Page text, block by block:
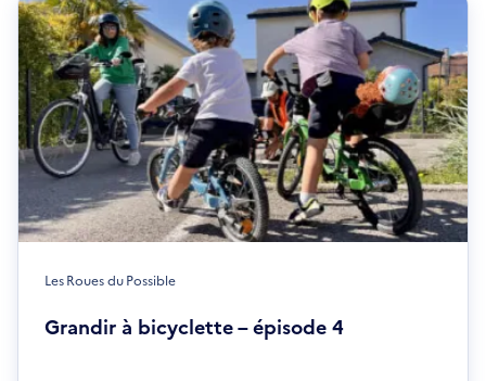
Les Roues du Possible
Grandir à bicyclette – épisode 4